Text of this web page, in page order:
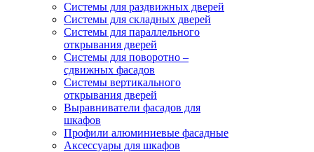
Системы для раздвижных дверей
Системы для складных дверей
Системы для параллельного
открывания дверей
Системы для поворотно –
сдвижных фасадов
Системы вертикального
открывания дверей
Выравниватели фасадов для
шкафов
Профили алюминиевые фасадные
Аксессуары для шкафов